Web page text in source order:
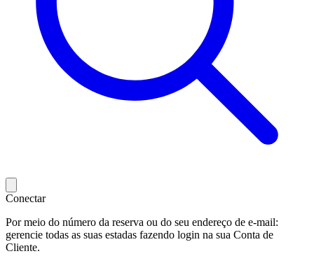
Conectar
Por meio do número da reserva ou do seu endereço de e-mail:
gerencie todas as suas estadas fazendo login na sua Conta de
Cliente.